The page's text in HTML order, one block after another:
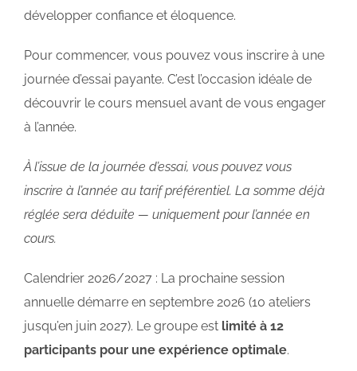
développer confiance et éloquence.
Pour commencer, vous pouvez vous inscrire à une
journée d’essai payante. C’est l’occasion idéale de
découvrir le cours mensuel avant de vous engager
à l’année.
À l’issue de la journée d’essai, vous pouvez vous
inscrire à l’année au tarif préférentiel. La somme déjà
réglée sera déduite — uniquement pour l’année en
cours.
Calendrier 2026/2027 : La prochaine session
annuelle démarre en septembre 2026 (10 ateliers
jusqu’en juin 2027). Le groupe est limité à 12
participants pour une expérience optimale.